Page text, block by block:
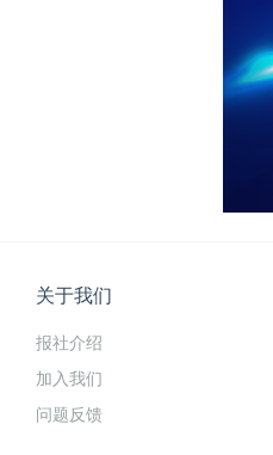
关于我们
报社介绍
加入我们
问题反馈